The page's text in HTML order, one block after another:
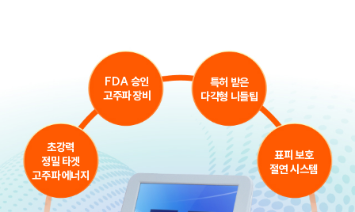
초강력
정밀 타겟
고주파 에너지
FDA 승인
고주파 장비
특허 받은
다각형 니들팁
표피 보호
절연 시스템